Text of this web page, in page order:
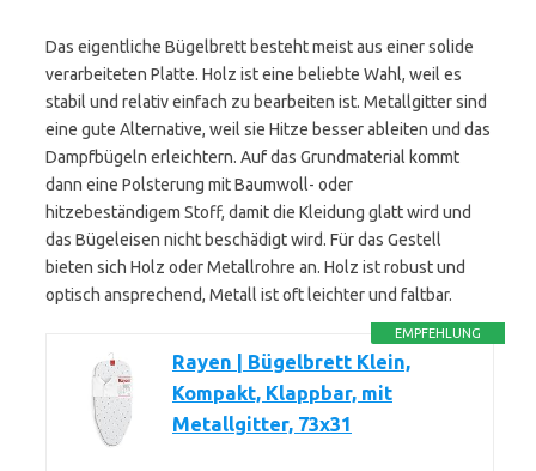
Das eigentliche Bügelbrett besteht meist aus einer solide
verarbeiteten Platte. Holz ist eine beliebte Wahl, weil es
stabil und relativ einfach zu bearbeiten ist. Metallgitter sind
eine gute Alternative, weil sie Hitze besser ableiten und das
Dampfbügeln erleichtern. Auf das Grundmaterial kommt
dann eine Polsterung mit Baumwoll- oder
hitzebeständigem Stoff, damit die Kleidung glatt wird und
das Bügeleisen nicht beschädigt wird. Für das Gestell
bieten sich Holz oder Metallrohre an. Holz ist robust und
optisch ansprechend, Metall ist oft leichter und faltbar.
EMPFEHLUNG
Rayen | Bügelbrett Klein,
Kompakt, Klappbar, mit
Metallgitter, 73x31